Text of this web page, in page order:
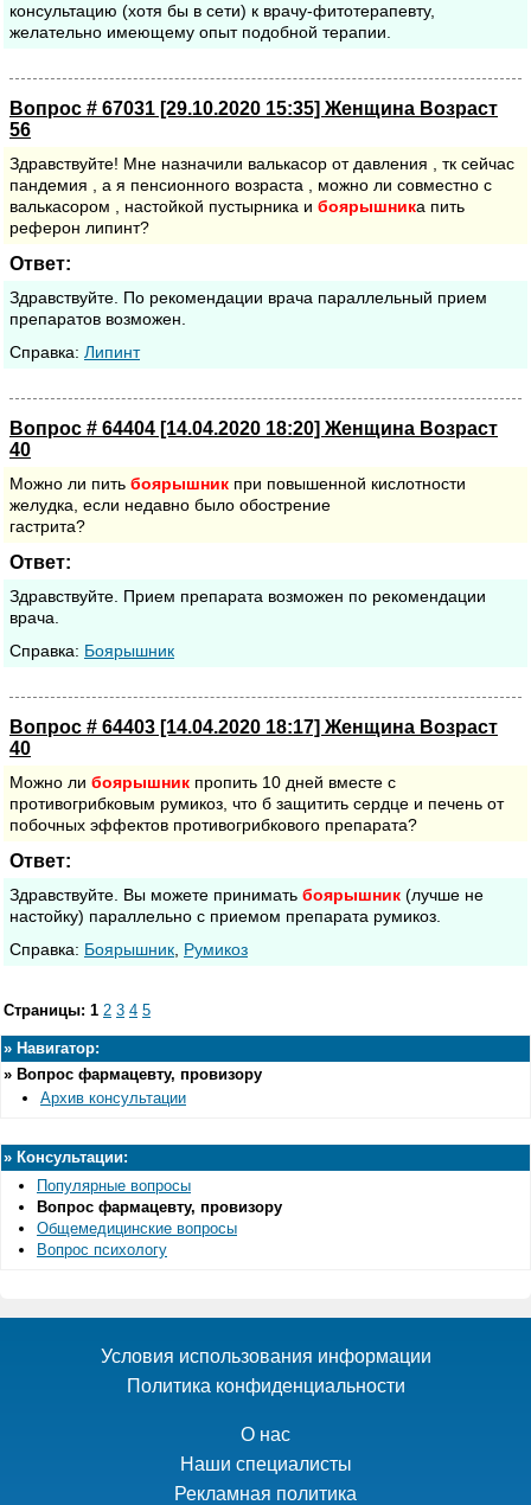
консультацию (хотя бы в сети) к врачу-фитотерапевту,
желательно имеющему опыт подобной терапии.
Вопрос # 67031 [29.10.2020 15:35] Женщина Возраст
56
Здравствуйте! Мне назначили валькасор от давления , тк сейчас
пандемия , а я пенсионного возраста , можно ли совместно с
валькасором , настойкой пустырника и боярышника пить
реферон липинт?
Ответ:
Здравствуйте. По рекомендации врача параллельный прием
препаратов возможен.
Cправка: Липинт
Вопрос # 64404 [14.04.2020 18:20] Женщина Возраст
40
Можно ли пить боярышник при повышенной кислотности
желудка, если недавно было обострение
гастрита?
Ответ:
Здравствуйте. Прием препарата возможен по рекомендации
врача.
Cправка: Боярышник
Вопрос # 64403 [14.04.2020 18:17] Женщина Возраст
40
Можно ли боярышник пропить 10 дней вместе с
противогрибковым румикоз, что б защитить сердце и печень от
побочных эффектов противогрибкового препарата?
Ответ:
Здравствуйте. Вы можете принимать боярышник (лучше не
настойку) параллельно с приемом препарата румикоз.
Cправка: Боярышник Румикоз
Страницы: 1 2 3 4 5
» Навигатор:
» Вопрос фармацевту, провизору
Архив консультации
» Консультации:
Популярные вопросы
Вопрос фармацевту, провизору
Общемедицинские вопросы
Вопрос психологу
Условия использования информации
Политика конфиденциальности
О нас
Наши специалисты
Рекламная политика